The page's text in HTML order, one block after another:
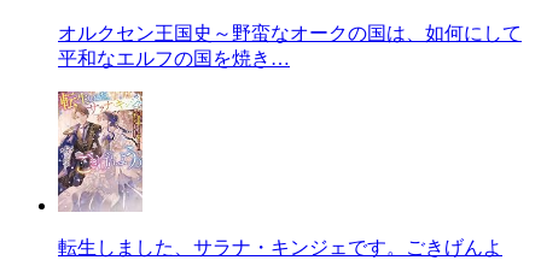
オルクセン王国史～野蛮なオークの国は、如何にして
平和なエルフの国を焼き…
転生しました、サラナ・キンジェです。ごきげんよ